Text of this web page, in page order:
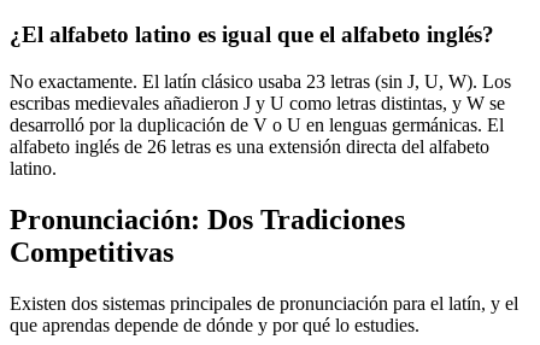
¿El alfabeto latino es igual que el alfabeto inglés?
No exactamente. El latín clásico usaba 23 letras (sin J, U, W). Los
escribas medievales añadieron J y U como letras distintas, y W se
desarrolló por la duplicación de V o U en lenguas germánicas. El
alfabeto inglés de 26 letras es una extensión directa del alfabeto
latino.
Pronunciación: Dos Tradiciones
Competitivas
Existen dos sistemas principales de pronunciación para el latín, y el
que aprendas depende de dónde y por qué lo estudies.